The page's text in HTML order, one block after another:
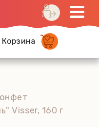
Visser, 160 г